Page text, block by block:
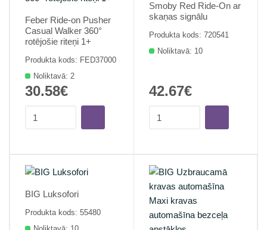
Feber Ride-on Pusher
Casual Walker 360°
rotējošie riteņi 1+
Produkta kods: FED37000
Noliktavā: 2
30.58€
Smoby Red Ride-On ar
skaņas signālu
Produkta kods: 720541
Noliktavā: 10
42.67€
BIG Luksofori
Produkta kods: 55480